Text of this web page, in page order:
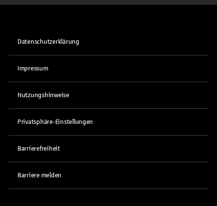
Datenschutzerklärung
Impressum
Nutzungshinweise
Privatsphäre-Einstellungen
Barrierefreiheit
Barriere melden